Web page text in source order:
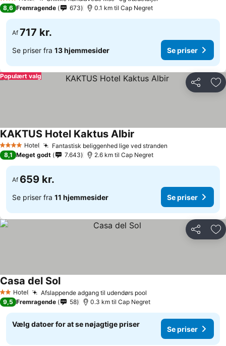
3 Stjerner
8,6 Fremragende 673 0.1 km til Cap Negret
Af 717 kr.
Se priser fra 13 hjemmesider Se priser
Del
Populært valg
4 StjernerHotel Fantastisk beliggenhed lige ved stranden
KAKTUS Hotel Kaktus Albir
8,1 Meget godt 7.643 2.6 km til Cap Negret
Af 659 kr.
Se priser fra 11 hjemmesider Se priser
Del
2 Stjerner
Hotel Afslappende adgang til udendørs pool
Casa del Sol
9,5 Fremragende 58 0.3 km til Cap Negret
Vælg datoer for at se nøjagtige priser
Se priser